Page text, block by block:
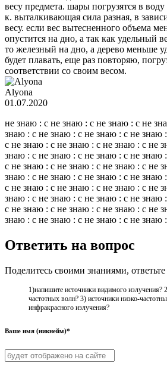
весу предмета. шары погрузятся в
к. выталкивающая сила разная, в
весу. если вес вытесненного объема
опустится на дно, а так как удельный
то железный на дно, а дерево меньше
будет плавать, еще раз повторяю,
соответствии со своим весом.
Alyona
01.07.2020
не знаю : c не знаю : c не знаю : c не
знаю : c не знаю : c не знаю : c не знаю
c не знаю : c не знаю : c не знаю : c не
знаю : c не знаю : c не знаю : c не знаю
c не знаю : c не знаю : c не знаю : c не
знаю : c не знаю : c не знаю : c не знаю
c не знаю : c не знаю : c не знаю : c не
знаю : c не знаю : c не знаю : c не знаю
c не знаю : c не знаю : c не знаю : c не
знаю : c не знаю : c не знаю : c не знаю
Ответить на вопрос
Поделитесь своими знаниями,
1)напишите источники видимого излучения?
частотных волн? 3) источники низко-
инфракрасного излучения?
Ваше имя (никнейм)*